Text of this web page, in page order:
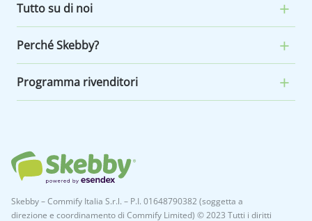
Tutto su di noi
Perché Skebby?
Programma rivenditori
Skebby – Commify Italia S.r.l. – P.I. 01648790382 (soggetta a
direzione e coordinamento di Commify Limited) © 2023 Tutti i diritti